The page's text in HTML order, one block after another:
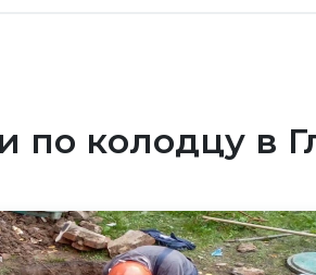
по колодцу в